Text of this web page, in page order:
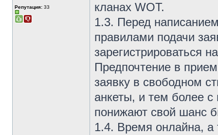
Репутация: 33
кланах WOT.
1.3. Перед
правилами подачи
зарегистрироваться
Предпочтение в
заявку в свободном
анкеты, и тем более
понижают свой шанс
1.4. Время онлайна, а